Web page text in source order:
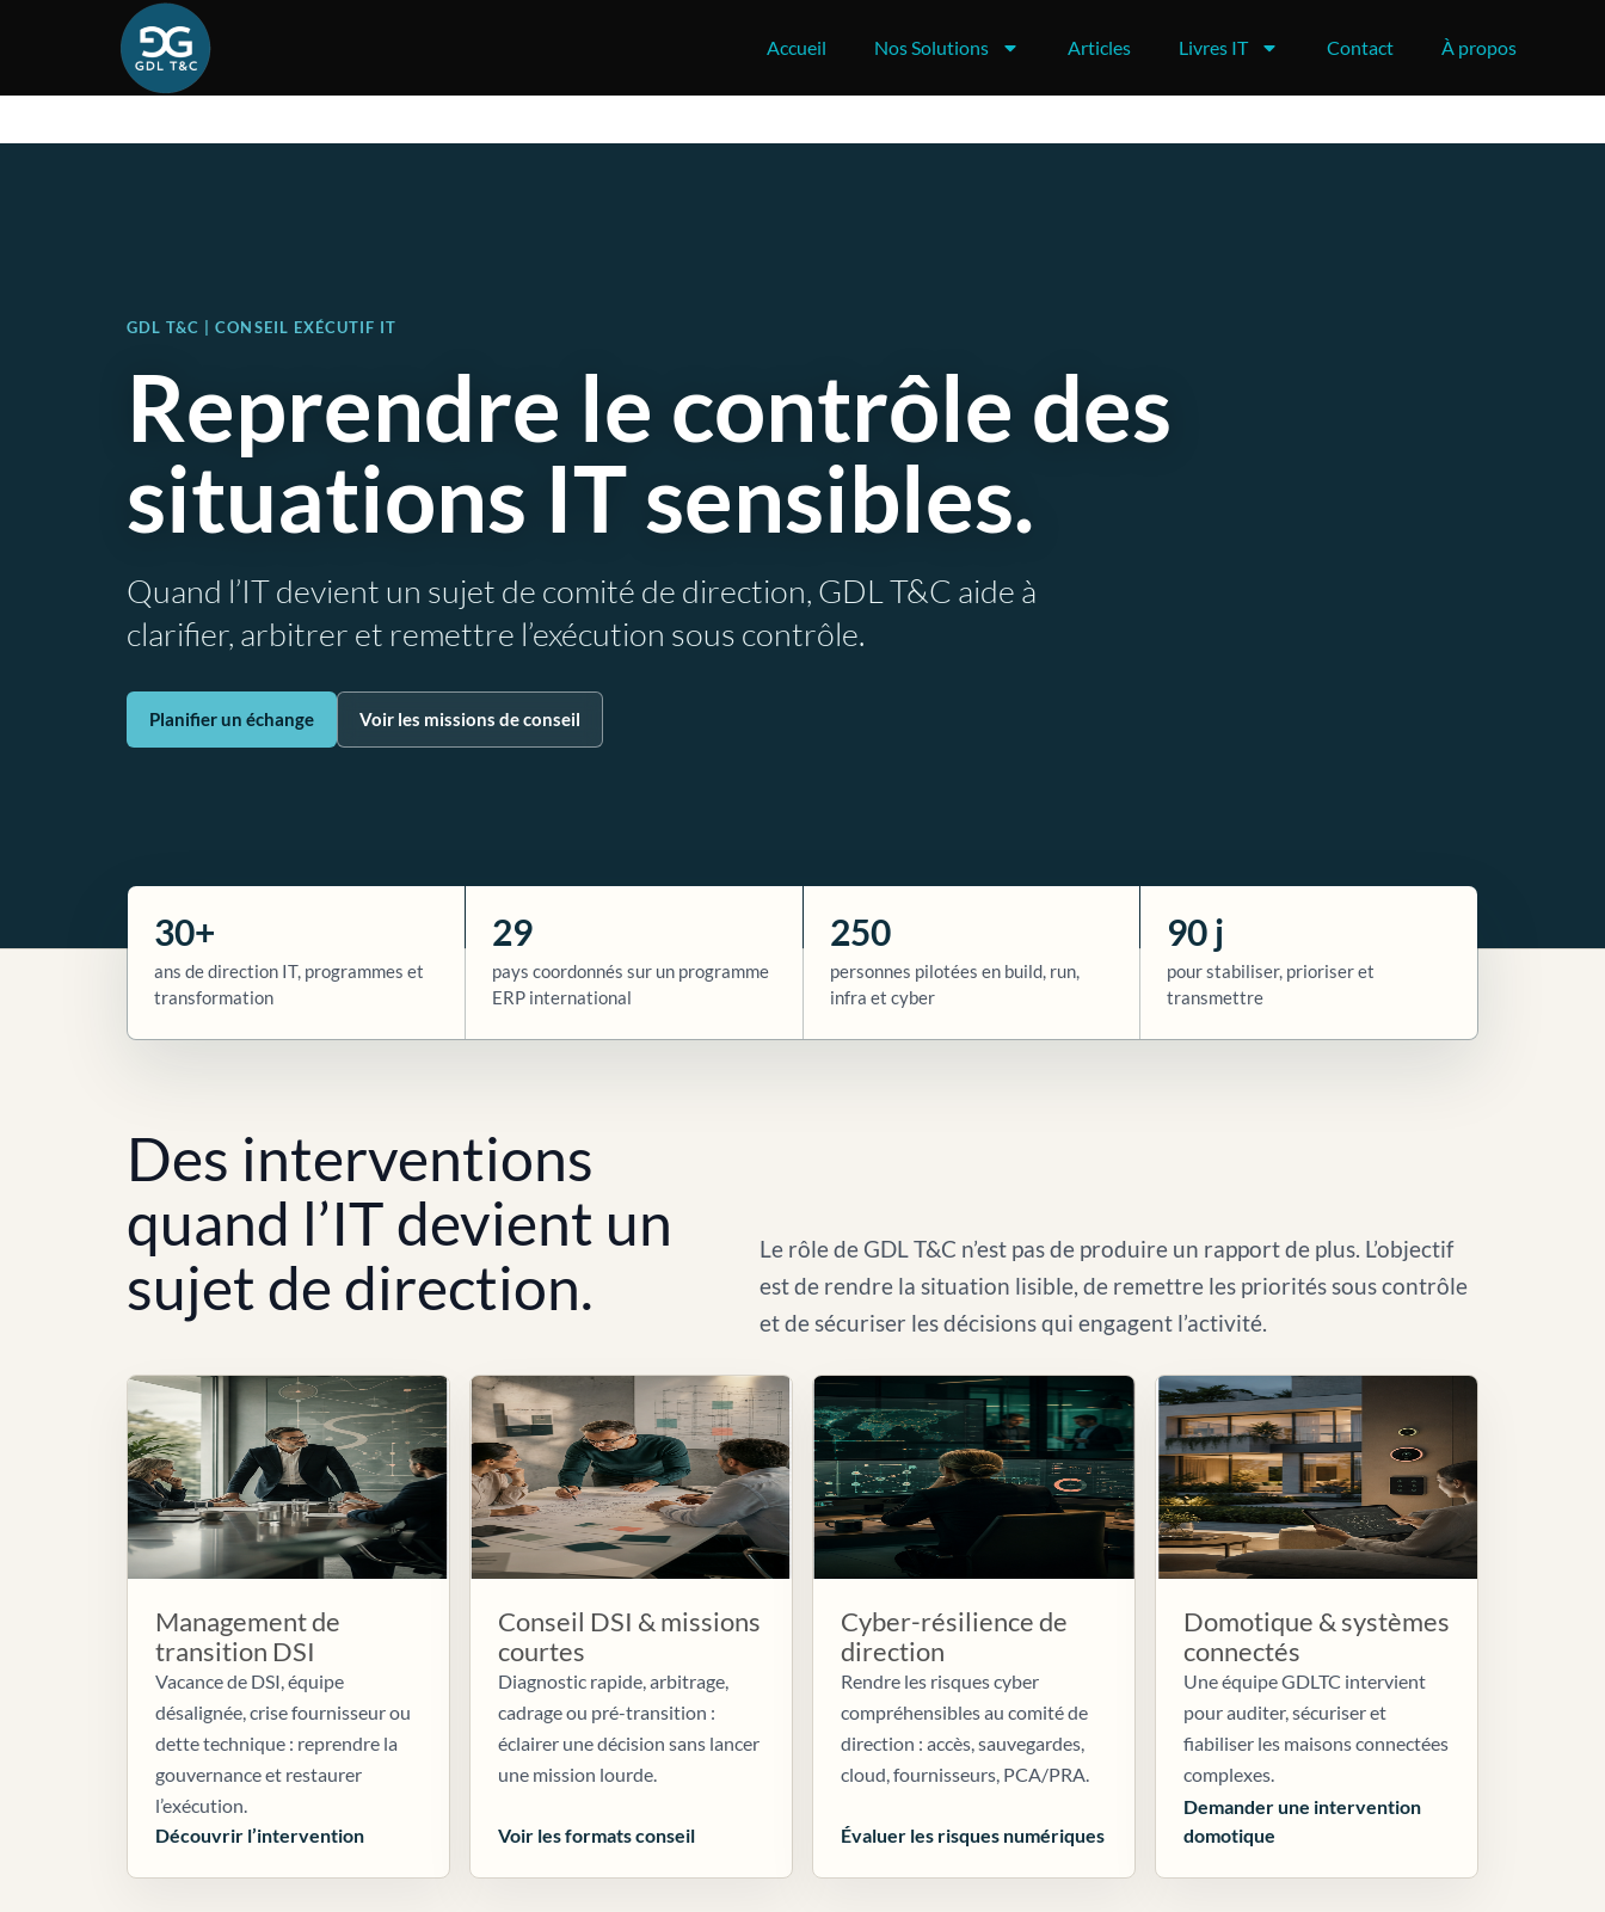
Accueil Nos Solutions Articles Livres IT Contact À propos
GDL T&C | CONSEIL EXÉCUTIF IT
Reprendre le contrôle des
situations IT sensibles.
Quand l’IT devient un sujet de comité de direction, GDL T&C aide à
clarifier, arbitrer et remettre l’exécution sous contrôle.
Planifier un échange Voir les missions de conseil
30+
ans de direction IT, programmes et
transformation
29
pays coordonnés sur un programme
ERP international
250
personnes pilotées en build, run,
infra et cyber
90 j
pour stabiliser, prioriser et
transmettre
Des interventions
quand l’IT devient un
sujet de direction.
Le rôle de GDL T&C n’est pas de produire un rapport de plus. L’objectif
est de rendre la situation lisible, de remettre les priorités sous contrôle
et de sécuriser les décisions qui engagent l’activité.
Management de
transition DSI
Vacance de DSI, équipe
désalignée, crise fournisseur ou
dette technique : reprendre la
gouvernance et restaurer
l’exécution.
Découvrir l’intervention
Conseil DSI & missions
courtes
Diagnostic rapide, arbitrage,
cadrage ou pré-transition :
éclairer une décision sans lancer
une mission lourde.
Voir les formats conseil
Cyber-résilience de
direction
Rendre les risques cyber
compréhensibles au comité de
direction : accès, sauvegardes,
cloud, fournisseurs, PCA/PRA.
Évaluer les risques numériques
Domotique & systèmes
connectés
Une équipe GDLTC intervient
pour auditer, sécuriser et
fiabiliser les maisons connectées
complexes.
Demander une intervention
domotique